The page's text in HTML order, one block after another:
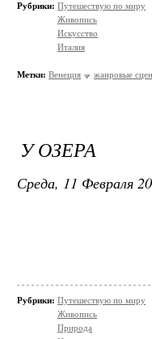
Рубрики: Путешествую по миру
Живопись
Искусство
Италия
Метки: Венеция жанровые
У ОЗЕРА
Среда, 11 Февраля
Рубрики: Путешествую по миру
Живопись
Природа